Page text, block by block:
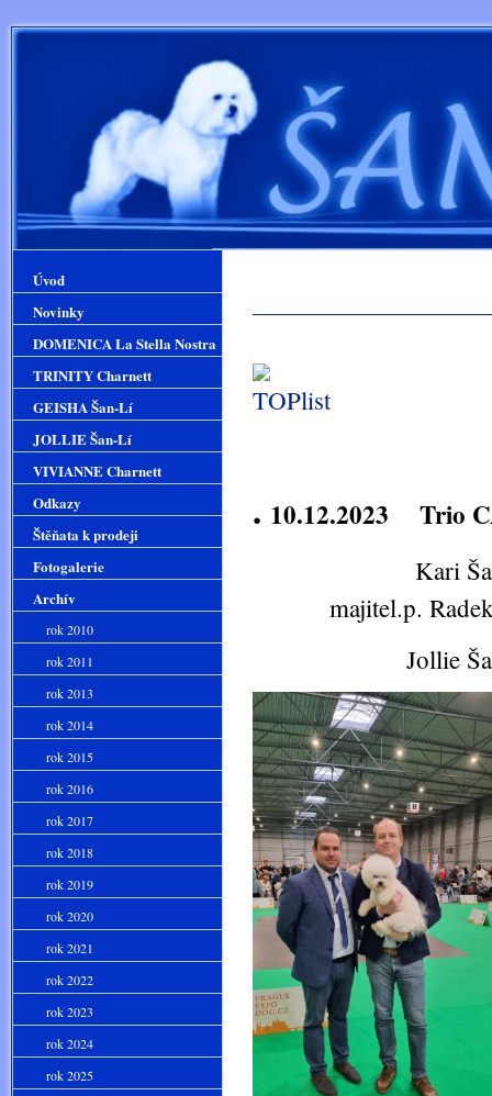
. 10.12.2023 Trio
Kari Šan-Lí
majitel.p.
Jollie Šan-Lí
Úvod
Novinky
DOMENICA La Stella Nostra
TRINITY Charnett
GEISHA Šan-Lí
JOLLIE Šan-Lí
VIVIANNE Charnett
Odkazy
Štěňata k prodeji
Fotogalerie
Archív
rok 2010
rok 2011
rok 2013
rok 2014
rok 2015
rok 2016
rok 2017
rok 2018
rok 2019
rok 2020
rok 2021
rok 2022
rok 2023
rok 2024
rok 2025